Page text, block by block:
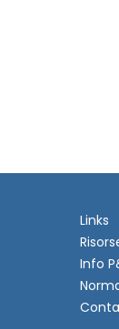
Links
Info